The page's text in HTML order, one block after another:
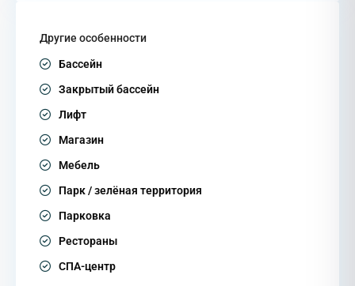
Другие особенности
Бассейн
Закрытый бассейн
Лифт
Магазин
Мебель
Парк / зелёная территория
Парковка
Рестораны
СПА-центр